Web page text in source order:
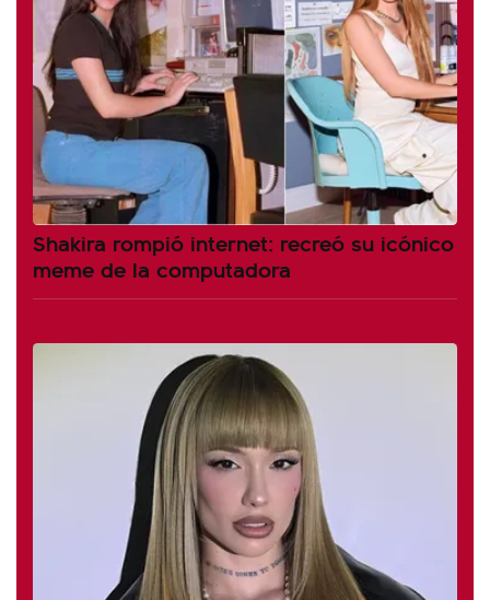
Shakira rompió internet: recreó su icónico
meme de la computadora